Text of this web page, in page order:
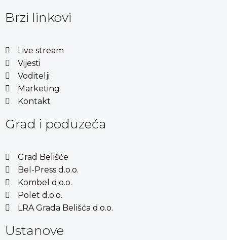
Brzi linkovi
Live stream
Vijesti
Voditelji
Marketing
Kontakt
Grad i poduzeća
Grad Belišće
Bel-Press d.o.o.
Kombel d.o.o.
Polet d.o.o.
LRA Grada Belišća d.o.o.
Ustanove